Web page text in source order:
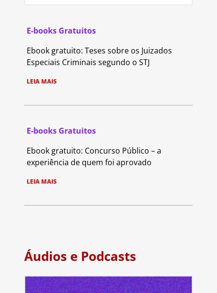
E-books Gratuitos
Ebook gratuito: Teses sobre os Juizados
Especiais Criminais segundo o STJ
LEIA MAIS
E-books Gratuitos
Ebook gratuito: Concurso Público – a
experiência de quem foi aprovado
LEIA MAIS
Áudios e Podcasts